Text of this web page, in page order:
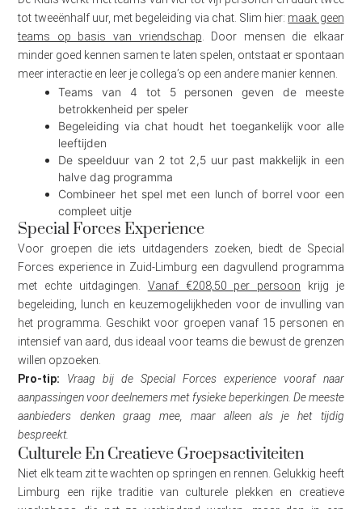
tot tweeënhalf uur, met begeleiding via chat. Slim hier: maak geen
teams op basis van vriendschap . Door mensen die elkaar
minder goed kennen samen te laten spelen, ontstaat er spontaan
meer interactie en leer je collega’s op een andere manier kennen.
Teams van 4 tot 5 personen geven de meeste
betrokkenheid per speler
Begeleiding via chat houdt het toegankelijk voor alle
leeftijden
De speelduur van 2 tot 2,5 uur past makkelijk in een
halve dag programma
Combineer het spel met een lunch of borrel voor een
compleet uitje
Special Forces Experience
Voor groepen die iets uitdagenders zoeken, biedt de Special
Forces experience in Zuid-Limburg een dagvullend programma
met echte uitdagingen. Vanaf €208,50 per persoon krijg je
begeleiding, lunch en keuzemogelijkheden voor de invulling van
het programma. Geschikt voor groepen vanaf 15 personen en
intensief van aard, dus ideaal voor teams die bewust de grenzen
willen opzoeken.
Pro-tip:
Vraag bij de Special Forces experience vooraf naar
aanpassingen voor deelnemers met fysieke beperkingen. De meeste
aanbieders denken graag mee, maar alleen als je het tijdig
bespreekt.
Culturele En Creatieve Groepsactiviteiten
Niet elk team zit te wachten op springen en rennen. Gelukkig heeft
Limburg een rijke traditie van culturele plekken en creatieve